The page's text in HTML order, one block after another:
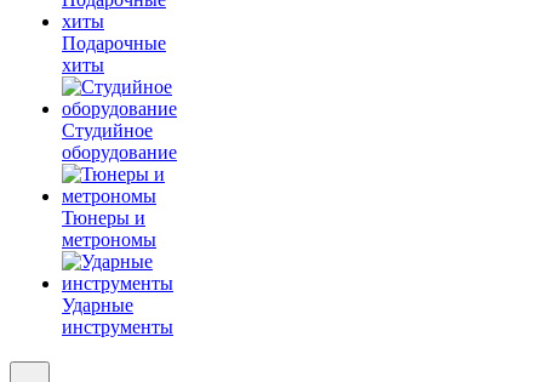
Подарочные
хиты
Студийное
оборудование
Тюнеры и
метрономы
Ударные
инструменты